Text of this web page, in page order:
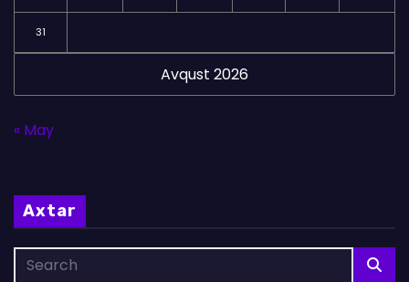
Avqust 2026
31
« May
Axtar